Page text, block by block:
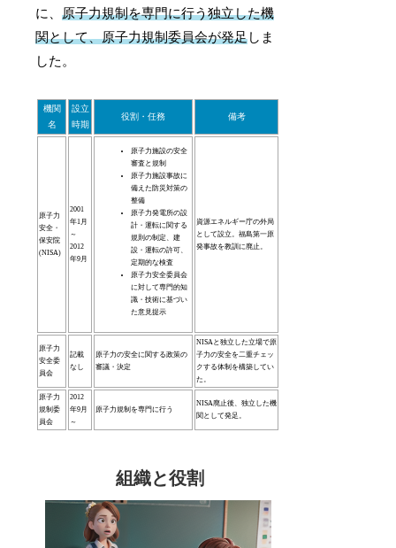
に、原子力規制を専門に行う独立した機
関として、原子力規制委員会が発足しま
した。
機関
名
設立
時期
役割・任務 備考
原子力
安全・
保安院
(NISA)
2001
年1月
～
2012
年9月
原子力施設の安全
審査と規制
原子力施設事故に
備えた防災対策の
整備
原子力発電所の設
計・運転に関する
規則の制定、建
設・運転の許可、
定期的な検査
原子力安全委員会
に対して専門的知
識・技術に基づい
た意見提示
資源エネルギー庁の外局
として設立。福島第一原
発事故を教訓に廃止。
原子力
安全委
員会
記載
なし
原子力の安全に関する政策の
審議・決定
NISAと独立した立場で原
子力の安全を二重チェッ
クする体制を構築してい
た。
原子力
規制委
員会
2012
年9月
～
原子力規制を専門に行う
NISA廃止後、独立した機
関として発足。
組織と役割